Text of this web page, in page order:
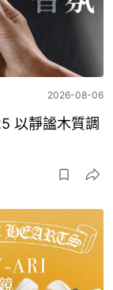
2026-08-06
以靜謐木質調